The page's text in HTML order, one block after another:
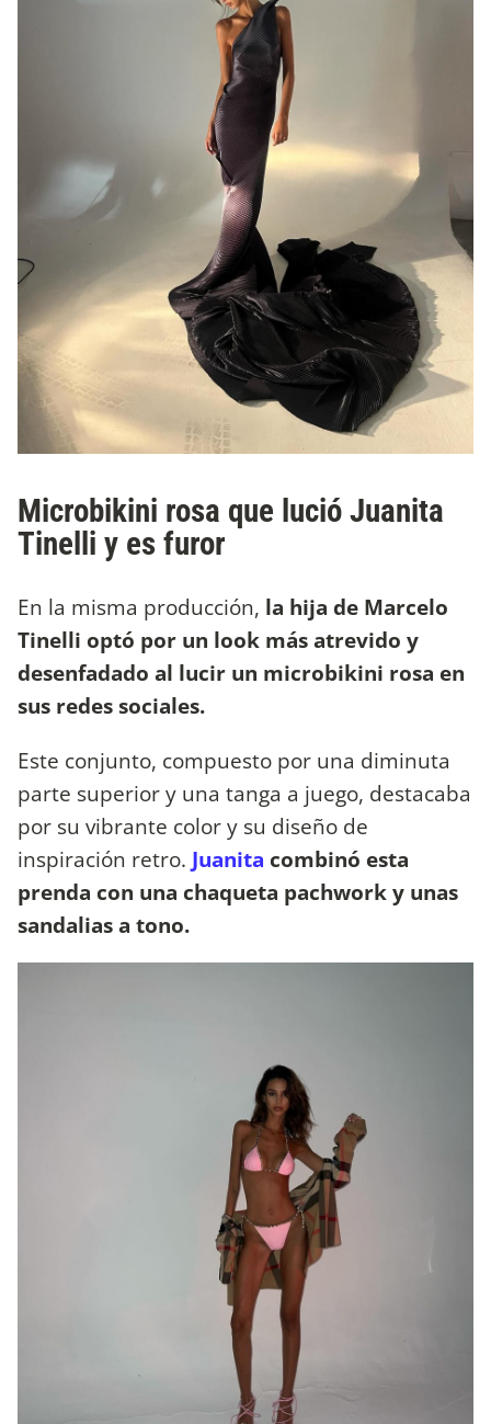
Microbikini rosa que lució Juanita
Tinelli y es furor
En la misma producción, la hija de Marcelo
Tinelli optó por un look más atrevido y
desenfadado al lucir un microbikini rosa en
sus redes sociales.
Este conjunto, compuesto por una diminuta
parte superior y una tanga a juego, destacaba
por su vibrante color y su diseño de
inspiración retro. Juanita combinó esta
prenda con una chaqueta pachwork y unas
sandalias a tono.